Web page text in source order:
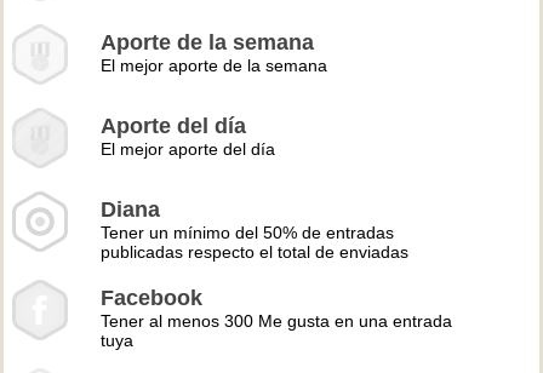
Aporte de la semana
El mejor aporte de la semana
Aporte del día
El mejor aporte del día
Diana
Tener un mínimo del 50% de entradas
publicadas respecto el total de enviadas
Facebook
Tener al menos 300 Me gusta en una entrada
tuya